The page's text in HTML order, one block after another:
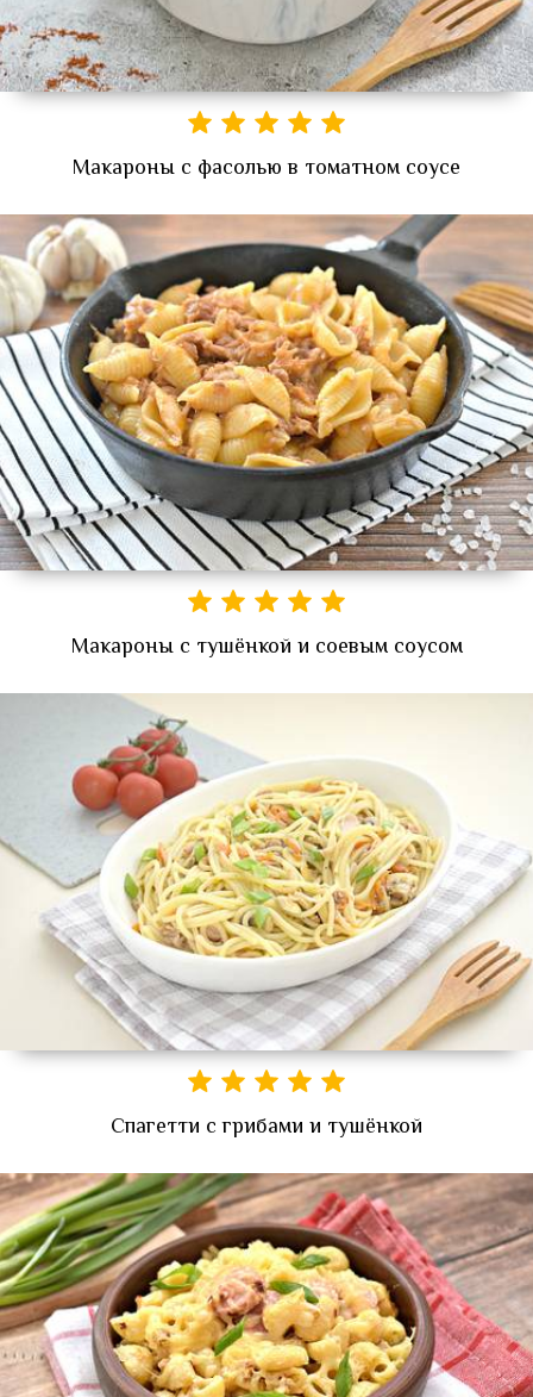
Макароны с фасолью в томатном соусе
Макароны с тушёнкой и соевым соусом
Спагетти с грибами и тушёнкой